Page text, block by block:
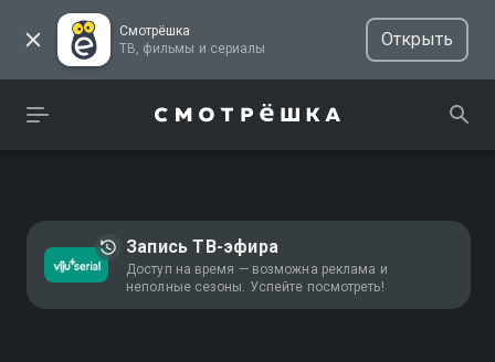
Смотрёшка
ТВ, фильмы и сериалы
Открыть
Запись ТВ-эфира
Доступ на время — возможна реклама и
неполные сезоны. Успейте посмотреть!